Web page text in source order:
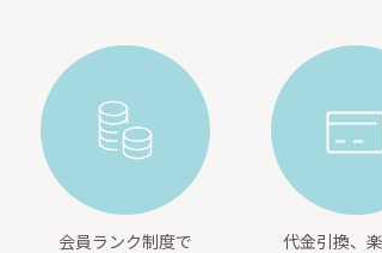
会員ランク制度で
代金引換、